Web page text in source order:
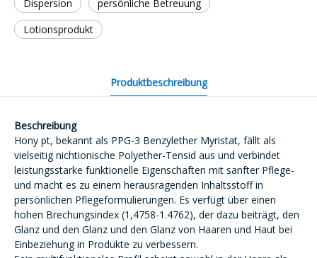
Dispersion
persönliche Betreuung
Lotionsprodukt
Produktbeschreibung
Beschreibung
Hony pt, bekannt als PPG-3 Benzylether Myristat, fällt als
vielseitig nichtionische Polyether-Tensid aus und verbindet
leistungsstarke funktionelle Eigenschaften mit sanfter Pflege-
und macht es zu einem herausragenden Inhaltsstoff in
persönlichen Pflegeformulierungen. Es verfügt über einen
hohen Brechungsindex (1,4758-1.4762), der dazu beiträgt, den
Glanz und den Glanz und den Glanz von Haaren und Haut bei
Einbeziehung in Produkte zu verbessern.